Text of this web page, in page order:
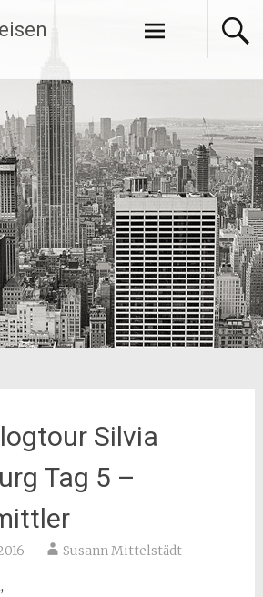
Silvia
Tag 5 –
Susann Mittelstädt